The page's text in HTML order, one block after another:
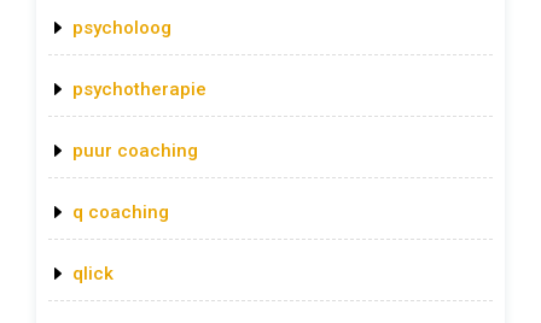
psycholoog
psychotherapie
puur coaching
q coaching
qlick